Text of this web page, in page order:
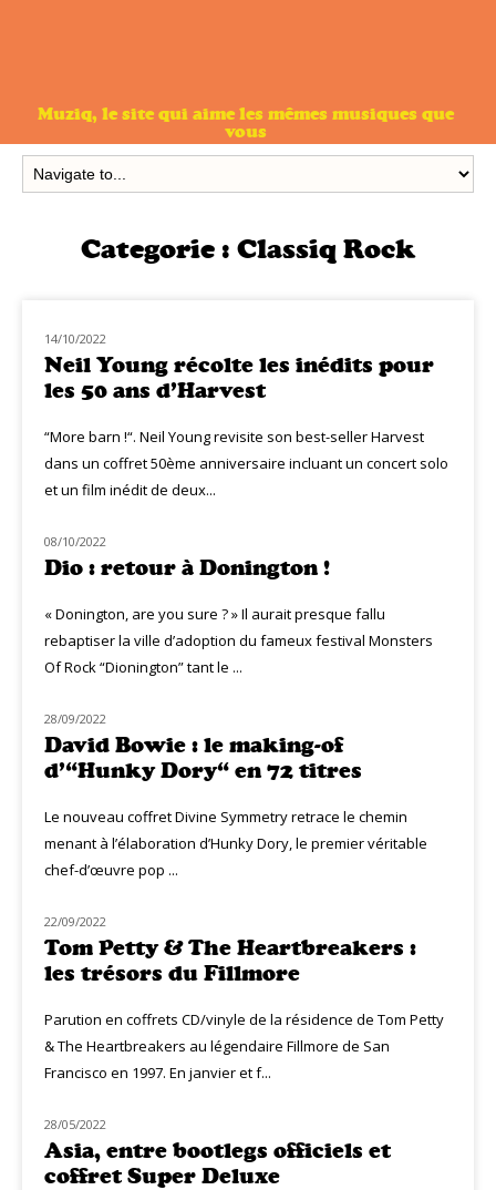
Muziq, le site qui aime les mêmes musiques que
vous
Categorie : Classiq Rock
CLASSIQ ROCK
14/10/2022
Neil Young récolte les inédits pour
les 50 ans d’Harvest
“More barn !“. Neil Young revisite son best-seller Harvest
dans un coffret 50ème anniversaire incluant un concert solo
et un film inédit de deux...
CLASSIQ ROCK
08/10/2022
Dio : retour à Donington !
« Donington, are you sure ? » Il aurait presque fallu
rebaptiser la ville d’adoption du fameux festival Monsters
Of Rock “Dionington” tant le ...
CLASSIQ ROCK
28/09/2022
David Bowie : le making-of
d’“Hunky Dory“ en 72 titres
Le nouveau coffret Divine Symmetry retrace le chemin
menant à l’élaboration d’Hunky Dory, le premier véritable
chef-d’œuvre pop ...
NOUVEAUTÉS
22/09/2022
Tom Petty & The Heartbreakers :
les trésors du Fillmore
Parution en coffrets CD/vinyle de la résidence de Tom Petty
& The Heartbreakers au légendaire Fillmore de San
Francisco en 1997. En janvier et f...
CLASSIQ ROCK
28/05/2022
Asia, entre bootlegs officiels et
coffret Super Deluxe